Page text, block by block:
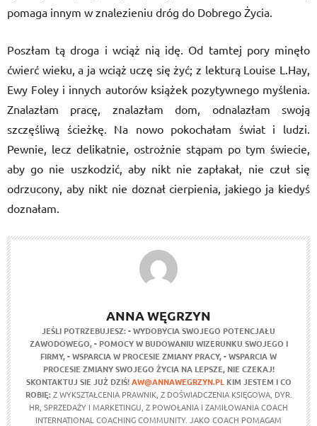
pomaga innym w znalezieniu dróg do Dobrego Życia.
Poszłam tą droga i wciąż nią idę. Od tamtej pory minęło
ćwierć wieku, a ja wciąż uczę się żyć; z lekturą Louise L.Hay,
Ewy Foley i innych autorów książek pozytywnego myślenia.
Znalazłam pracę, znalazłam dom, odnalazłam swoją
szczęśliwą ścieżkę. Na nowo pokochałam świat i ludzi.
Pewnie, lecz delikatnie, ostrożnie stąpam po tym świecie,
aby go nie uszkodzić, aby nikt nie zapłakał, nie czuł się
odrzucony, aby nikt nie doznał cierpienia, jakiego ja kiedyś
doznałam.
ANNA WĘGRZYN
JEŚLI POTRZEBUJESZ:- WYDOBYCIA SWOJEGO POTENCJAŁU
ZAWODOWEGO, - POMOCY W BUDOWANIU WIZERUNKU SWOJEGO I
FIRMY,- WSPARCIA W PROCESIE ZMIANY PRACY,- WSPARCIA W
PROCESIE ZMIANY SWOJEGO ŻYCIA NA LEPSZE, NIE CZEKAJ!
SKONTAKTUJ SIE JUŻ DZIŚ!AW@ANNAWEGRZYN.PL KIM JESTEM I CO
ROBIĘ:Z WYKSZTAŁCENIA PRAWNIK, Z DOŚWIADCZENIA KSIĘGOWA, DYR.
HR, SPRZEDAŻY I MARKETINGU, Z POWOŁANIA I ZAMIŁOWANIA COACH
INTERNATIONAL COACHING COMMUNITY. JAKO COACH POMAGAM